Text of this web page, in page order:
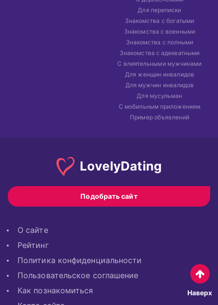
Для переписки
Знакомства с богатыми
Знакомства с военными
Знакомства с полными
Знакомства с адекватными
С влиятельными мужчинами
Для женщин инвалидов
Для мужчин инвалидов
Для мусульман
С мобильным приложением
Пример объявлений
LovelyDating
Подобрать сайт
О сайте
Рейтинг
Политика конфиденциальности
Пользовательское соглашение
Как познакомиться
Наверх